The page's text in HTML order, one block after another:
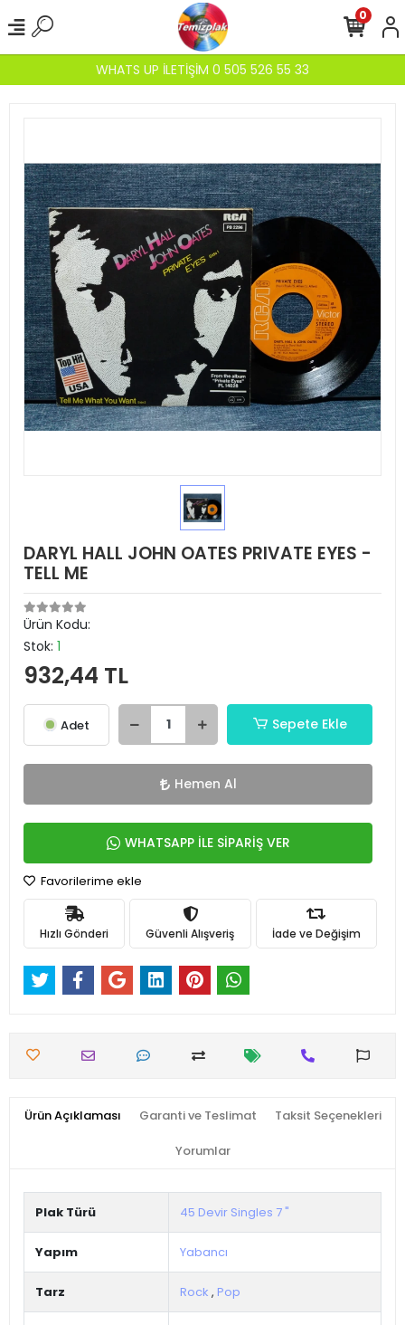
WHATS UP İLETİŞİM 0 505 526 55 33
0
DARYL HALL JOHN OATES PRIVATE EYES -
TELL ME
Ürün Kodu:
Stok: 1
932,44 TL
Adet Sepete Ekle
Hemen Al
WHATSAPP İLE SİPARİŞ VER
Favorilerime ekle
Hızlı Gönderi Güvenli Alışveriş İade ve Değişim
Ürün Açıklaması Garanti ve Teslimat Taksit Seçenekleri
Yorumlar
Plak Türü 45 Devir Singles 7 "
Yapım Yabancı
Tarz Rock , Pop